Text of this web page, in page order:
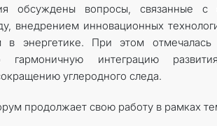
обсуждены вопросы, связанные с
внедрением инновационных
энергетике. При этом отмечалась
гармоничную интеграцию
углеродного следа.
продолжает свою работу в рамках